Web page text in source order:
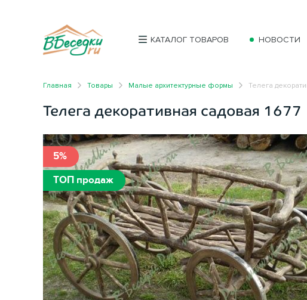
КАТАЛОГ ТОВАРОВ НОВОСТИ
Главная Товары Малые архитектурные формы Телега
Телега декоративная садовая 1677
5%
ТОП продаж